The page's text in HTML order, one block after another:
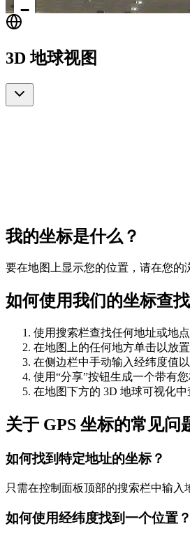
−
3D 地球视图
我的坐标是什么？
要在地图上显示您的位置，请在您的
如何使用我们的坐标查
使用搜索栏查找任何地址或地
在地图上的任何地方单击以放
在侧边栏中手动输入经纬度值以
使用“分享”按钮生成一个带有您
在地图下方的 3D 地球可视化中
关于 GPS 坐标的常见问
如何找到特定地址的坐标？
只需在控制面板顶部的搜索栏中输入
如何使用经纬度找到一个位置？